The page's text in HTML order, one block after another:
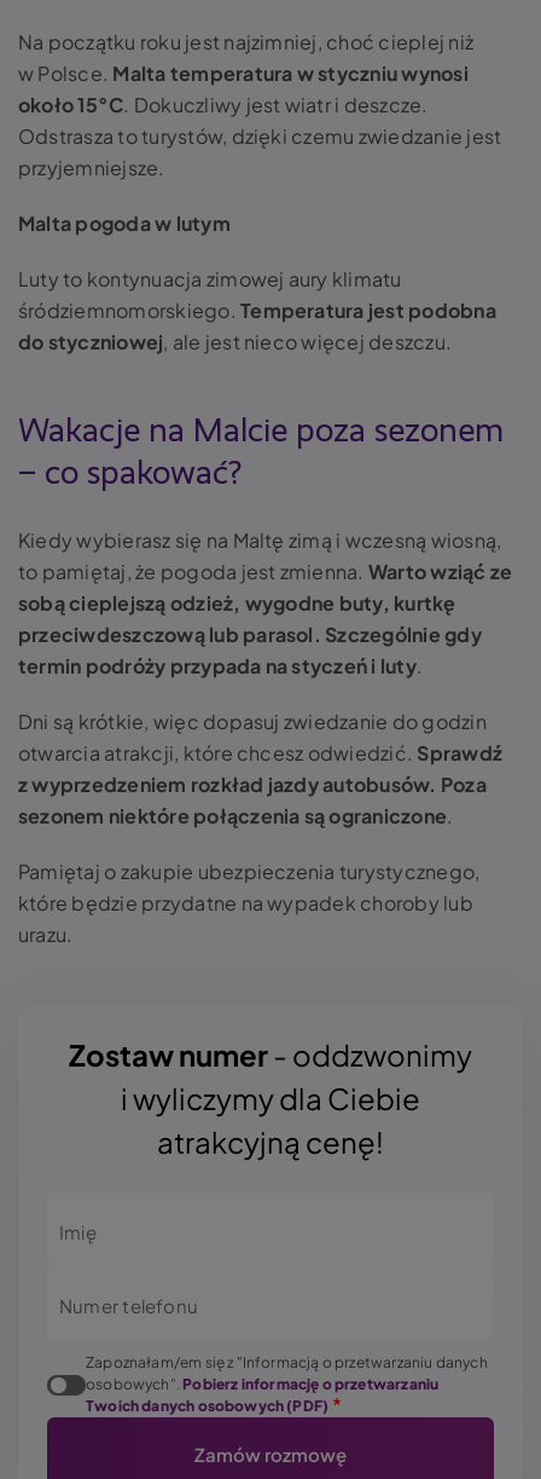
Na początku roku jest najzimniej, choć cieplej niż
w Polsce. Malta temperatura w styczniu wynosi
około 15°C. Dokuczliwy jest wiatr i deszcze.
Odstrasza to turystów, dzięki czemu zwiedzanie jest
przyjemniejsze.
Malta pogoda w lutym
Luty to kontynuacja zimowej aury klimatu
śródziemnomorskiego.Temperatura jest podobna
do styczniowej, ale jest nieco więcej deszczu.
Wakacje na Malcie poza sezonem
– co spakować?
Kiedy wybierasz się na Maltę zimą i wczesną wiosną,
to pamiętaj, że pogoda jest zmienna. Warto wziąć ze
sobą cieplejszą odzież, wygodne buty, kurtkę
przeciwdeszczową lub parasol. Szczególnie gdy
termin podróży przypada na styczeń i luty.
Dni są krótkie, więc dopasuj zwiedzanie do godzin
otwarcia atrakcji, które chcesz odwiedzić. Sprawdź
z wyprzedzeniem rozkład jazdy autobusów. Poza
sezonem niektóre połączenia są ograniczone.
Pamiętaj o zakupie ubezpieczenia turystycznego,
które będzie przydatne na wypadek choroby lub
urazu.
Zostaw numer- oddzwonimy
i wyliczymy dla Ciebie
atrakcyjną cenę!
Imię
Numer telefonu
Zapoznałam/em się z "Informacją o przetwarzaniu danych
osobowych". Pobierz informację o przetwarzaniu
Twoich danych osobowych (PDF)